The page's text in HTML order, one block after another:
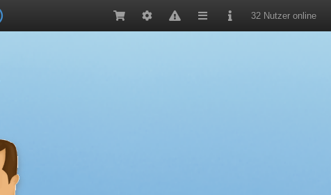
32 Nutzer online